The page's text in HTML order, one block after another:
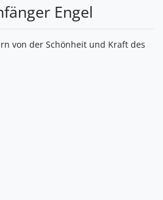
Engel
von der Schönheit und Kraft des